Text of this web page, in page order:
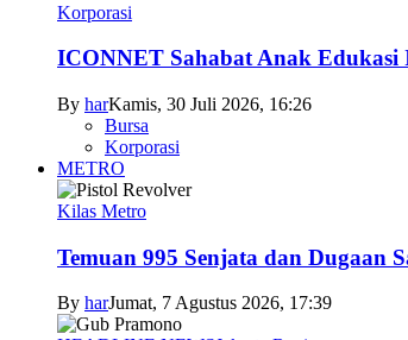
Korporasi
ICONNET Sahabat Anak Edukasi
By harKamis, 30 Juli 2026, 16:26
Bursa
Korporasi
METRO
Kilas Metro
Temuan 995 Senjata dan Dugaan
By harJumat, 7 Agustus 2026, 17:39